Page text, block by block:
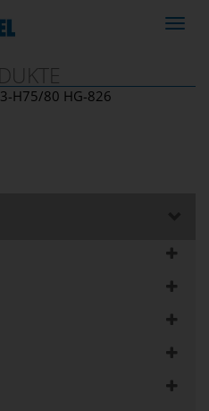
H75/80 HG-826